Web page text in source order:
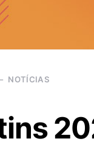
NOTÍCIAS